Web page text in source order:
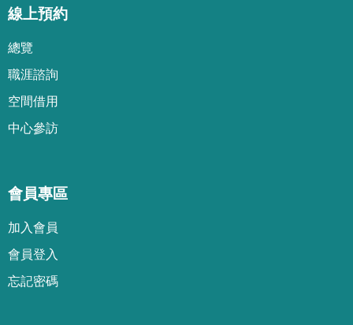
線上預約
總覽
職涯諮詢
空間借用
中心參訪
會員專區
加 入會 員
會 員登 入
忘記密碼